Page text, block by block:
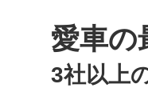
愛車の
3社以上